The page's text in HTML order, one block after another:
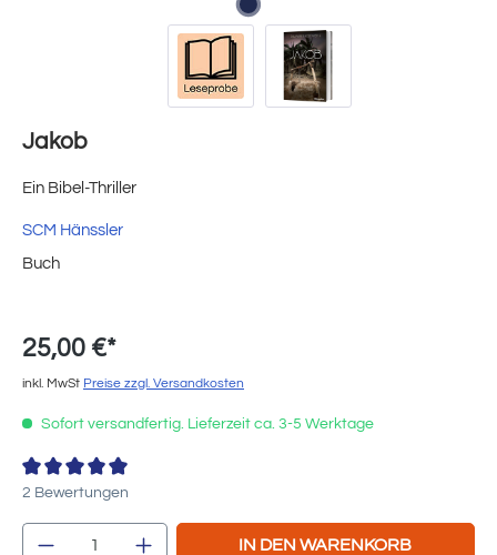
Jakob
Ein Bibel-Thriller
SCM Hänssler
Buch
25,00 €*
inkl. MwSt Preise zzgl. Versandkosten
Sofort versandfertig. Lieferzeit ca. 3-5 Werktage
Durchschnittliche Bewertung von 5 von 5 Sternen
2 Bewertungen
Produkt Anzahl: Gib den gewünschten
IN DEN WARENKORB